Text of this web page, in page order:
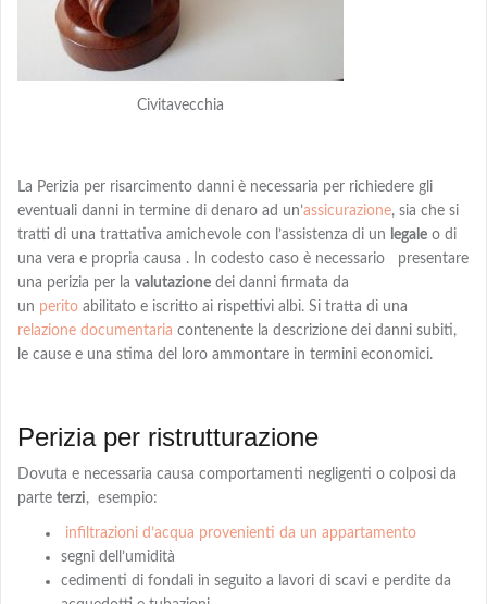
Civitavecchia
La Perizia per risarcimento danni è necessaria per richiedere gli
eventuali danni in termine di denaro ad un’assicurazione, sia che si
tratti di una trattativa amichevole con l’assistenza di un legale o di
una vera e propria causa . In codesto caso è necessario presentare
una perizia per la valutazione dei danni firmata da
un perito abilitato e iscritto ai rispettivi albi. Si tratta di una
relazione documentaria contenente la descrizione dei danni subiti,
le cause e una stima del loro ammontare in termini economici.
Perizia per ristrutturazione
Dovuta e necessaria causa comportamenti negligenti o colposi da
parte terzi, esempio:
infiltrazioni d’acqua provenienti da un appartamento
segni dell’umidità
cedimenti di fondali in seguito a lavori di scavi e perdite da